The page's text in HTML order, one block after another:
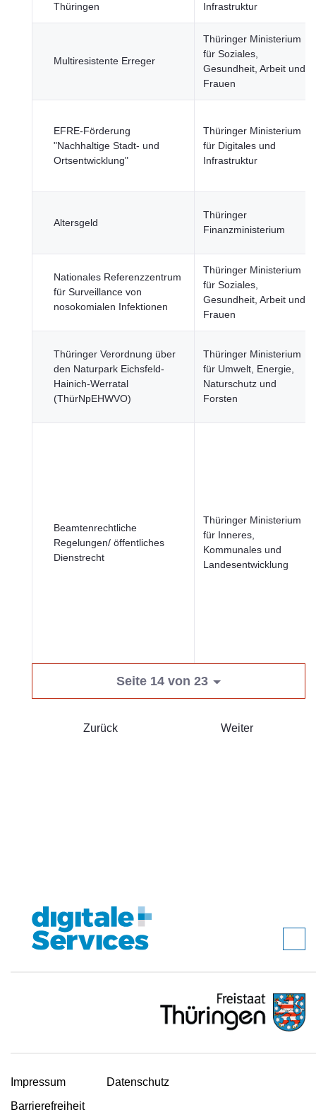
Thüringen
Infrastruktur
Multiresistente Erreger
Thüringer Ministerium
für Soziales,
Gesundheit, Arbeit und
Frauen
EFRE-Förderung
"Nachhaltige Stadt- und
Ortsentwicklung"
Thüringer Ministerium
für Digitales und
Infrastruktur
Altersgeld
Thüringer
Finanzministerium
Nationales Referenzzentrum
für Surveillance von
nosokomialen Infektionen
Thüringer Ministerium
für Soziales,
Gesundheit, Arbeit und
Frauen
Thüringer Verordnung über
den Naturpark Eichsfeld-
Hainich-Werratal
(ThürNpEHWVO)
Thüringer Ministerium
für Umwelt, Energie,
Naturschutz und
Forsten
Beamtenrechtliche
Regelungen/ öffentliches
Dienstrecht
Thüringer Ministerium
für Inneres,
Kommunales und
Landesentwicklung
Seite 14 von 23
Zurück Weiter
Impressum
Datenschutz
Barrierefreiheit